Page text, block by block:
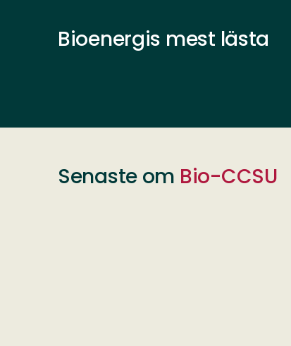
Bioenergis mest lästa
Senaste om Bio-CCSU